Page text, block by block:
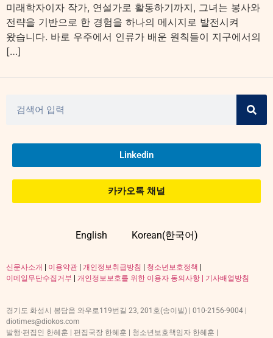
미래학자이자 작가, 연설가로 활동하기까지, 그녀는 봉사와
전략을 기반으로 한 경험을 하나의 메시지로 발전시켜
왔습니다. 바로 우주에서 인류가 배운 원칙들이 지구에서의
[…]
Linkedin
카카오톡 채널
English Korean(한국어)
신문사소개 이용약관 개인정보취급방침 청소년보호정책
이메일무단수집거부
개인정보보호를 위한 이용자 동의사항 | 기사배열방침
경기도 화성시 봉담읍 와우로119번길 23, 201호(송이빌) | 010-2156-9004 |
diotimes@diokos.com
발행·편집인 한혜훈 | 편집국장 한혜훈 | 청소년보호책임자 한혜훈 |